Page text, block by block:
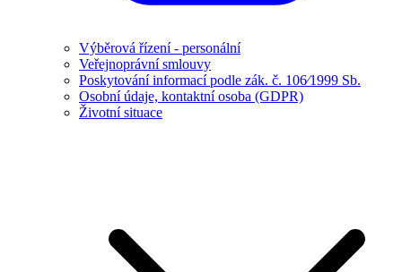
Výběrová řízení - personální
Veřejnoprávní smlouvy
Poskytování informací podle zák. č. 106⁄1999 Sb.
Osobní údaje, kontaktní osoba (GDPR)
Životní situace